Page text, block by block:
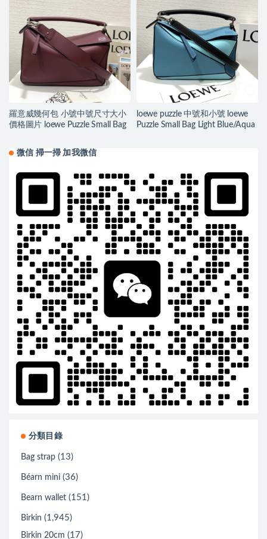
羅意威幾何包 小號中號尺寸大小
價格圖片 loewe Puzzle Small Bag
loewe puzzle 中號和小號 loewe
Puzzle Small Bag Light Blue/Aqua
微信 掃一掃 加我微信
分類目錄
Bag strap (13)
Béarn mini (36)
Bearn wallet (151)
Birkin (1,945)
Birkin 20cm (17)